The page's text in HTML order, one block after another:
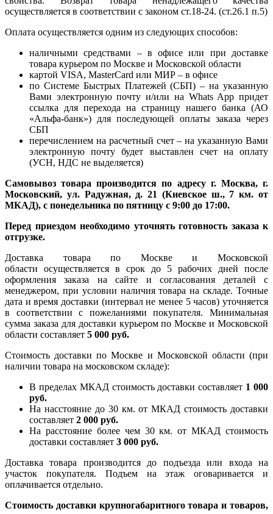
осуществляется в соответствии с законом ст.18-24. (ст.26.1 п.5)
Оплата осуществляется одним из следующих способов:
наличными средствами – в офисе или при доставке
товара курьером по Москве и Московской области
картой VISA, MasterCard или МИР – в офисе
по Системе Быстрых Платежей (СБП) – на указанную
Вами электронную почту и/или на Whats App придет
ссылка для перехода на страницу нашего банка (АО
«Альфа-банк») для последующей оплаты заказа через
СБП
перечислением на расчетный счет – на указанную Вами
электронную почту будет выставлен счет на оплату
(УСН, НДС не выделяется)
Самовывоз товара производится по адресу г. Москва, г.
Московский, ул. Радужная, д. 21 (Киевское ш., 7 км. от
МКАД), с понедельника по пятницу с 9:00 до 17:00.
Перед приездом необходимо уточнять готовность заказа к
отгрузке.
Доставка товара по Москве и Московской
области осуществляется в срок до 5 рабочих дней после
оформления заказа на сайте и согласования деталей с
менеджером, при условии наличия товара на складе. Точные
дата и время доставки (интервал не менее 5 часов) уточняется
в соответствии с пожеланиями покупателя. Минимальная
сумма заказа для доставки курьером по Москве и Московской
области составляет 5 000 руб.
Стоимость доставки по Москве и Московской области (при
наличии товара на московском складе):
В пределах МКАД стоимость доставки составляет 1 000
руб.
На насcтояние до 30 км. от МКАД стоимость доставки
составляет 2 000 руб.
На расстояние более чем 30 км. от МКАД стоимость
доставки составляет 3 000 руб.
Доставка товара производится до подъезда или входа на
участок покупателя. Подъем на этаж оговаривается и
оплачивается отдельно.
Стоимость доставки крупногабаритного товара и товаров,